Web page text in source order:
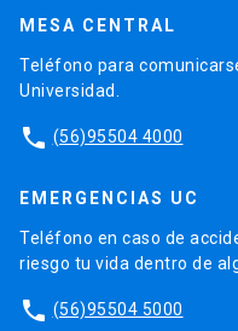
MESA CENTRAL
Teléfono para
Universidad.
phone (56)95504 4000
EMERGENCIAS UC
Teléfono en caso de
riesgo tu vida dentro de
phone (56)95504 5000